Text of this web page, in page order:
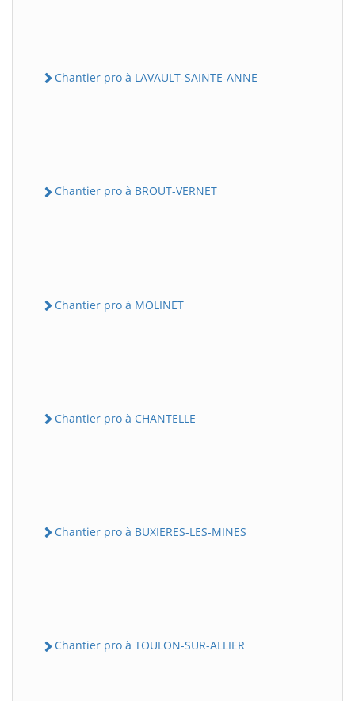
Chantier pro à LAVAULT-SAINTE-ANNE
Chantier pro à BROUT-VERNET
Chantier pro à MOLINET
Chantier pro à CHANTELLE
Chantier pro à BUXIERES-LES-MINES
Chantier pro à TOULON-SUR-ALLIER